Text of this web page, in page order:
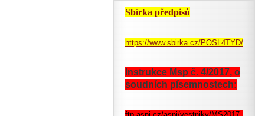
Sbírka předpisů
https://www.sbirka.cz/POSL4TYD/pohled.htm
Instrukce Msp č. 4/2017, o
soudních písemnostech: